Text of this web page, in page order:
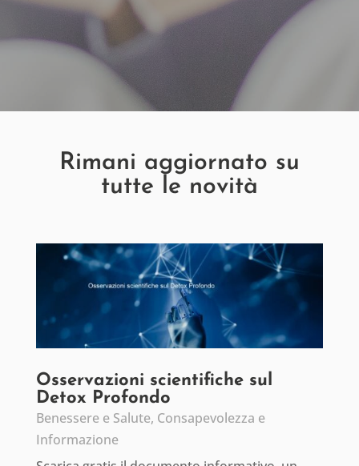
Rimani aggiornato su
tutte le novità
Osservazioni scientifiche sul
Detox Profondo
Benessere e Salute, Consapevolezza e
Informazione